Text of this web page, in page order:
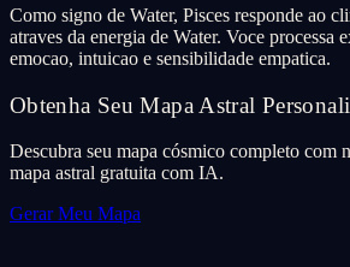
Como signo de Water, Pisces responde ao
atraves da energia de Water. Voce processa
emocao, intuicao e sensibilidade empatica.
Obtenha Seu Mapa Astral
Descubra seu mapa cósmico completo com
mapa astral gratuita com IA.
Gerar Meu Mapa